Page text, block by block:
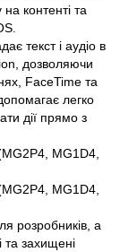
контенті та
текст і аудіо в
дозволяючи
FaceTime та
легко
дії прямо з
розробників, а
та захищені